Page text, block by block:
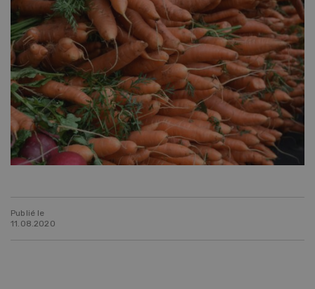
Publié le
11.08.2020